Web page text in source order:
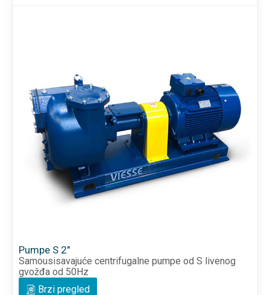
Pumpe S 2"
Samousisavajuće centrifugalne pumpe od S livenog
gvožđa od 50Hz
Brzi pregled